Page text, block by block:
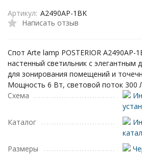
Написать отзыв
Артикул: A2490AP-1BK
Спот Arte lamp POSTERIOR
настенный светильник с элегантным
для зонирования помещений и
Мощность 6 Вт, световой поток 300
Схема
Каталог
Размеры